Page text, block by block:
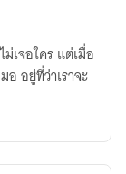
เจอใคร แต่เมื่อ
อ อยู่ที่ว่าเราจะ